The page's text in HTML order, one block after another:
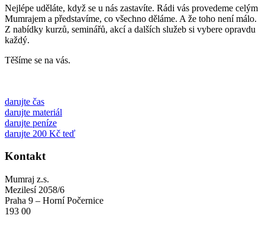
Nejlépe uděláte, když se u nás zastavíte. Rádi vás provedeme celým
Mumrajem a představíme, co všechno děláme. A že toho není málo.
Z nabídky kurzů, seminářů, akcí a dalších služeb si vybere opravdu
každý.
Těšíme se na vás.
darujte čas
darujte materiál
darujte peníze
darujte 200 Kč teď
Kontakt
Mumraj z.s.
Mezilesí 2058/6
Praha 9 – Horní Počernice
193 00